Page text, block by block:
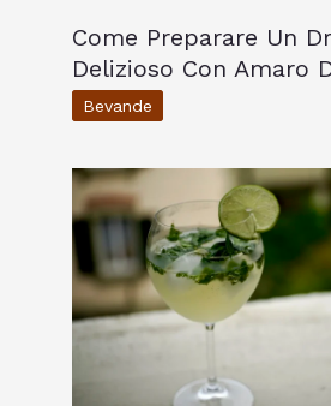
Come Preparare Un
Delizioso Con Amaro
Bevande